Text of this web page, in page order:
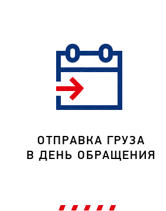
ОТПРАВКА ГРУЗА
В ДЕНЬ ОБРАЩЕНИЯ